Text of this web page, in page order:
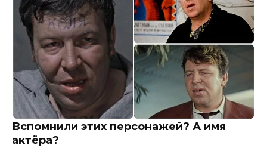
Вспомнили этих персонажей? А имя
актёра?